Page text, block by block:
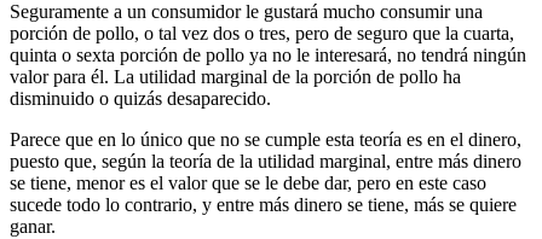
Seguramente a un consumidor le gustará mucho consumir una
porción de pollo, o tal vez dos o tres, pero de seguro que la cuarta,
quinta o sexta porción de pollo ya no le interesará, no tendrá ningún
valor para él. La utilidad marginal de la porción de pollo ha
disminuido o quizás desaparecido.
Parece que en lo único que no se cumple esta teoría es en el dinero,
puesto que, según la teoría de la utilidad marginal, entre más dinero
se tiene, menor es el valor que se le debe dar, pero en este caso
sucede todo lo contrario, y entre más dinero se tiene, más se quiere
ganar.